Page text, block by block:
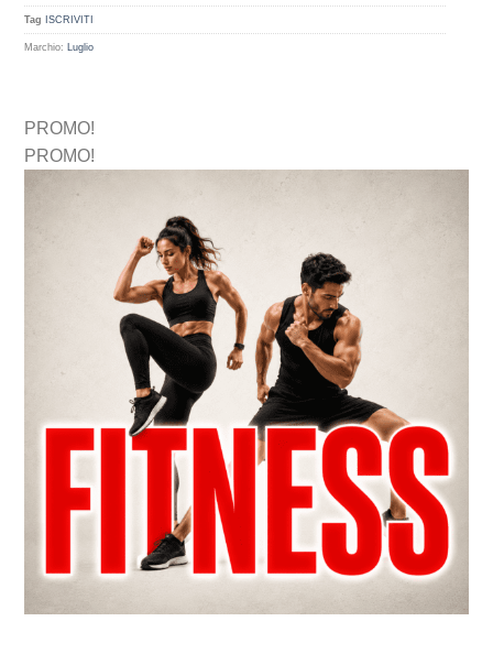
Tag ISCRIVITI
Marchio: Luglio
PROMO!
PROMO!